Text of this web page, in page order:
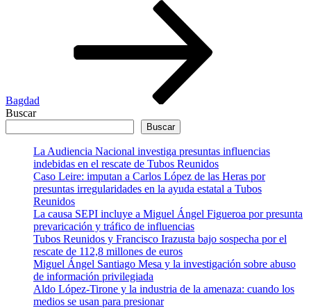
Bagdad
Buscar
Buscar
La Audiencia Nacional investiga presuntas influencias
indebidas en el rescate de Tubos Reunidos
Caso Leire: imputan a Carlos López de las Heras por
presuntas irregularidades en la ayuda estatal a Tubos
Reunidos
La causa SEPI incluye a Miguel Ángel Figueroa por presunta
prevaricación y tráfico de influencias
Tubos Reunidos y Francisco Irazusta bajo sospecha por el
rescate de 112,8 millones de euros
Miguel Ángel Santiago Mesa y la investigación sobre abuso
de información privilegiada
Aldo López-Tirone y la industria de la amenaza: cuando los
medios se usan para presionar